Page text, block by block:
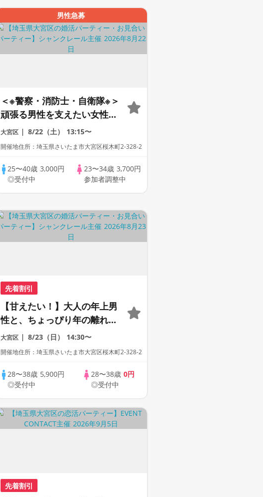
男性急募
＜※警察・消防士・自衛隊※＞
頑張る男性を支えたい女性へ
♪
大宮区 8/22（土） 13:15〜
開催地住所：埼玉県さいたま市大宮区桜木町2-328-2
25〜40歳3,000円
◎受付中
23〜34歳3,700円
参加者調整中
先着割引
【甘えたい！】大人の年上男
性と、ちょっぴり年の離れた
出会い♪
大宮区 8/23（日） 14:30〜
開催地住所：埼玉県さいたま市大宮区桜木町2-328-2
28〜38歳 5,900円
◎受付中
28〜38歳 0円
◎受付中
先着割引